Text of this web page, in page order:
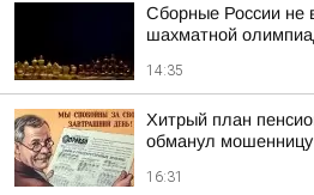
Сборные России не
шахматной
14:35
Хитрый план
обманул мошенницу
16:31